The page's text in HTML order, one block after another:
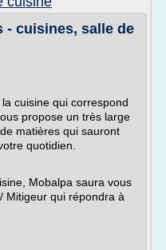
- cuisines, salle de
cuisine qui correspond
propose un très large
matières qui sauront
quotidien.
Mobalpa saura vous
Mitigeur qui répondra à